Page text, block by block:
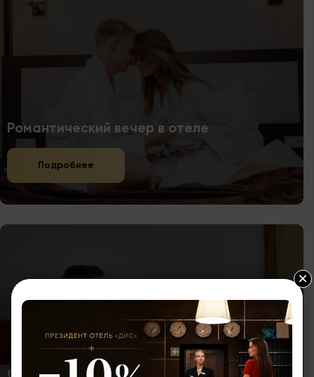
Романтический вечер в отеле
Подробнее
×